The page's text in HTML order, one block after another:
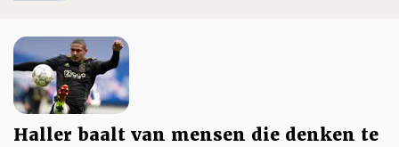
Haller baalt van mensen die denken te